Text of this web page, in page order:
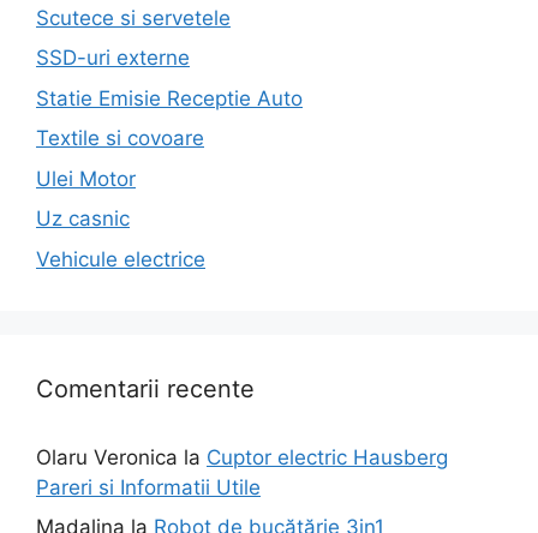
Scutece si servetele
SSD-uri externe
Statie Emisie Receptie Auto
Textile si covoare
Ulei Motor
Uz casnic
Vehicule electrice
Comentarii recente
Olaru Veronica la Cuptor electric Hausberg
Pareri si Informatii Utile
Madalina la Robot de bucătărie 3in1